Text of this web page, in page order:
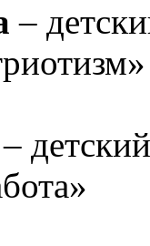
–
–